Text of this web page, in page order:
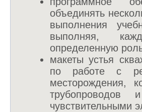
объединять
выполнения
выполняя,
определенную
макеты устья
по работе с
месторождения,
трубопроводов
чувствительными